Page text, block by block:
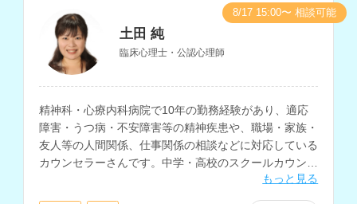
土田 純
臨床心理士・公認心理師
精神科・心療内科病院で10年の勤務経験があり、適応
障害・うつ病・不安障害等の精神疾患や、職場・家族・
友人等の人間関係、仕事関係の相談などに対応している
カウンセラーさんです。中学・高校のスクールカウンセ
ラーとして5年の経験もお持ちで、不登校の相談にも多
もっと見る
8/17 15:00〜 相談可能